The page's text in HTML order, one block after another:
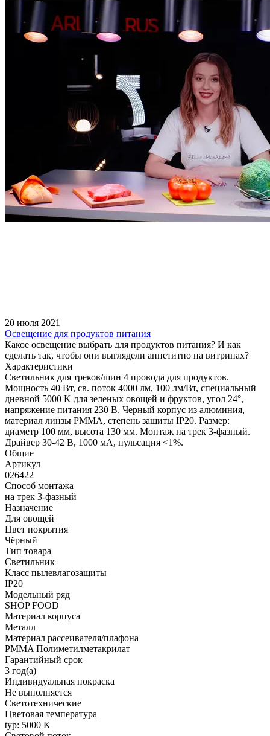
20 июля 2021
Освещение для продуктов питания
Какое освещение выбрать для продуктов питания? И как
сделать так, чтобы они выглядели аппетитно на витринах?
Характеристики
Светильник для треков/шин 4 провода для продуктов.
Мощность 40 Вт, св. поток 4000 лм, 100 лм/Вт, специальный
дневной 5000 K для зеленых овощей и фруктов, угол 24°,
напряжение питания 230 В. Черный корпус из алюминия,
материал линзы PMMA, степень защиты IP20. Размер:
диаметр 100 мм, высота 130 мм. Монтаж на трек 3-фазный.
Драйвер 30-42 В, 1000 мА, пульсация <1%.
Общие
Артикул
026422
Способ монтажа
на трек 3-фазный
Назначение
Для овощей
Цвет покрытия
Чёрный
Тип товара
Светильник
Класс пылевлагозащиты
IP20
Модельный ряд
SHOP FOOD
Материал корпуса
Металл
Материал рассеивателя/плафона
PMMA Полиметилметакрилат
Гарантийный срок
3 год(а)
Индивидуальная покраска
Не выполняется
Светотехнические
Цветовая температура
typ: 5000 K